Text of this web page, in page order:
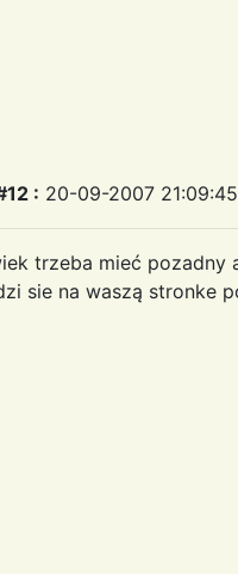
: 20-09-2007
trzeba mieć pozadny
sie na waszą stronke